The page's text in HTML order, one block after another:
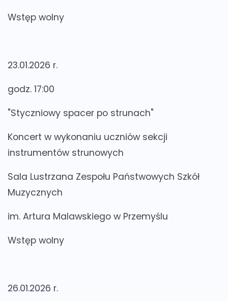
Wstęp wolny
23.01.2026 r.
godz. 17:00
"Styczniowy spacer po strunach"
Koncert w wykonaniu uczniów sekcji
instrumentów strunowych
Sala Lustrzana Zespołu Państwowych Szkół
Muzycznych
im. Artura Malawskiego w Przemyślu
Wstęp wolny
26.01.2026 r.